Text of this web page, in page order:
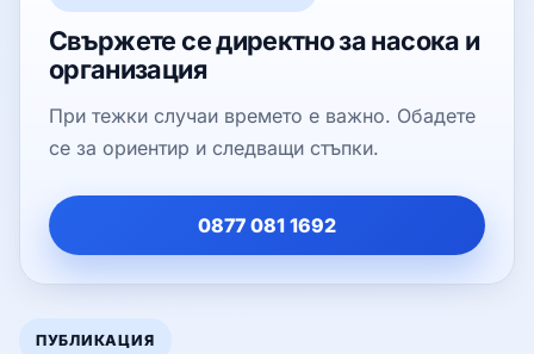
ПУБЛИКАЦИЯ
Свържете се директно за насока и
организация
При тежки случаи времето е важно. Обадете
се за ориентир и следващи стъпки.
0877 081 1692